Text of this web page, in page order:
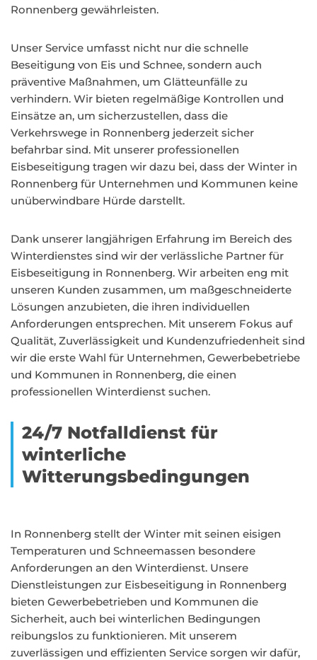
Ronnenberg gewährleisten.
Unser Service umfasst nicht nur die schnelle
Beseitigung von Eis und Schnee, sondern auch
präventive Maßnahmen, um Glätteunfälle zu
verhindern. Wir bieten regelmäßige Kontrollen und
Einsätze an, um sicherzustellen, dass die
Verkehrswege in Ronnenberg jederzeit sicher
befahrbar sind. Mit unserer professionellen
Eisbeseitigung tragen wir dazu bei, dass der Winter in
Ronnenberg für Unternehmen und Kommunen keine
unüberwindbare Hürde darstellt.
Dank unserer langjährigen Erfahrung im Bereich des
Winterdienstes sind wir der verlässliche Partner für
Eisbeseitigung in Ronnenberg. Wir arbeiten eng mit
unseren Kunden zusammen, um maßgeschneiderte
Lösungen anzubieten, die ihren individuellen
Anforderungen entsprechen. Mit unserem Fokus auf
Qualität, Zuverlässigkeit und Kundenzufriedenheit sind
wir die erste Wahl für Unternehmen, Gewerbebetriebe
und Kommunen in Ronnenberg, die einen
professionellen Winterdienst suchen.
24/7 Notfalldienst für
winterliche
Witterungsbedingungen
In Ronnenberg stellt der Winter mit seinen eisigen
Temperaturen und Schneemassen besondere
Anforderungen an den Winterdienst. Unsere
Dienstleistungen zur Eisbeseitigung in Ronnenberg
bieten Gewerbebetrieben und Kommunen die
Sicherheit, auch bei winterlichen Bedingungen
reibungslos zu funktionieren. Mit unserem
zuverlässigen und effizienten Service sorgen wir dafür,